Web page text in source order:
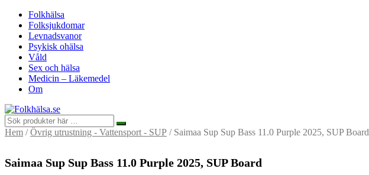
Folkhälsa
Folksjukdomar
Levnadsvanor
Psykisk ohälsa
Våld
Sex och hälsa
Medicin – Läkemedel
Om
Hem /Övrig utrustning - Vattensport - SUP / Saimaa Sup Sup Bass 11.0 Purple 2025, SUP Board
Saimaa Sup Sup Bass 11.0 Purple 2025, SUP Board